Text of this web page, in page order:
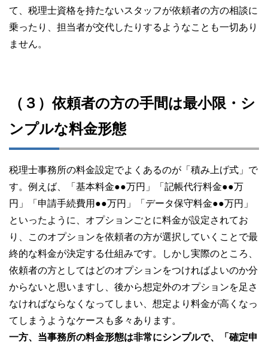
て、税理士資格を持たないスタッフが依頼者の方の相談に
乗ったり、担当者が交代したりするようなことも一切あり
ません。
（３）依頼者の方の手間は最小限・シ
ンプルな料金形態
税理士事務所の料金設定でよくあるのが「積み上げ式」で
す。例えば、「基本料金●●万円」「記帳代行料金●●万
円」「申請手続費用●●万円」「データ保守料金●●万円」
といったように、オプションごとに料金が設定されてお
り、このオプションを依頼者の方が選択していくことで最
終的な料金が決定する仕組みです。しかし実際のところ、
依頼者の方としてはどのオプションをつければよいのか分
からないと思いますし、後から想定外のオプションを足さ
なければならなくなってしまい、想定より料金が高くなっ
てしまうようなケースも多々あります。
一方、当事務所の料金形態は非常にシンプルで、「確定申